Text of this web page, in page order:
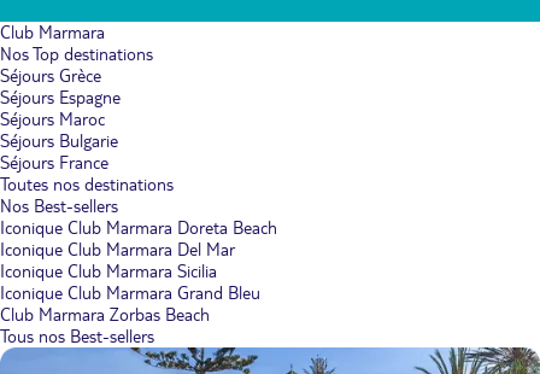
Club Marmara
Nos Top destinations
Séjours Grèce
Séjours Espagne
Séjours Maroc
Séjours Bulgarie
Séjours France
Toutes nos destinations
Nos Best-sellers
Iconique Club Marmara Doreta Beach
Iconique Club Marmara Del Mar
Iconique Club Marmara Sicilia
Iconique Club Marmara Grand Bleu
Club Marmara Zorbas Beach
Tous nos Best-sellers